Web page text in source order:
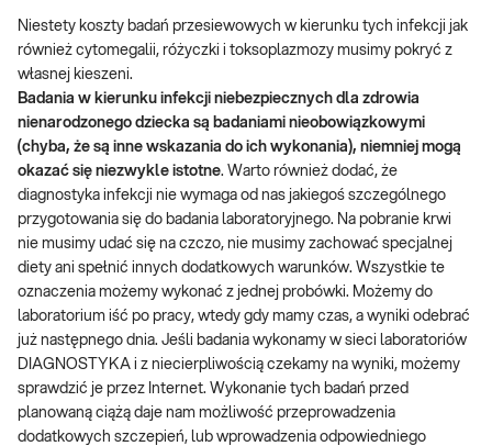
Niestety koszty badań przesiewowych w kierunku tych infekcji jak
również cytomegalii, różyczki i toksoplazmozy musimy pokryć z
własnej kieszeni.
Badania w kierunku infekcji niebezpiecznych dla zdrowia
nienarodzonego dziecka są badaniami nieobowiązkowymi
(chyba, że są inne wskazania do ich wykonania), niemniej mogą
okazać się niezwykle istotne. Warto również dodać, że
diagnostyka infekcji nie wymaga od nas jakiegoś szczególnego
przygotowania się do badania laboratoryjnego. Na pobranie krwi
nie musimy udać się na czczo, nie musimy zachować specjalnej
diety ani spełnić innych dodatkowych warunków. Wszystkie te
oznaczenia możemy wykonać z jednej probówki. Możemy do
laboratorium iść po pracy, wtedy gdy mamy czas, a wyniki odebrać
już następnego dnia. Jeśli badania wykonamy w sieci laboratoriów
DIAGNOSTYKA i z niecierpliwością czekamy na wyniki, możemy
sprawdzić je przez Internet. Wykonanie tych badań przed
planowaną ciążą daje nam możliwość przeprowadzenia
dodatkowych szczepień, lub wprowadzenia odpowiedniego